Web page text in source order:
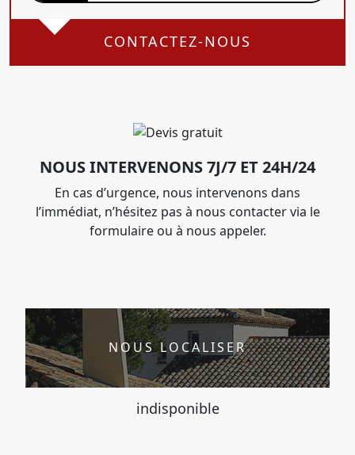
CONTACTEZ-NOUS
NOUS INTERVENONS 7J/7 ET 24H/24
En cas d’urgence, nous intervenons dans
l’immédiat, n’hésitez pas à nous contacter via le
formulaire ou à nous appeler.
NOUS LOCALISER
indisponible